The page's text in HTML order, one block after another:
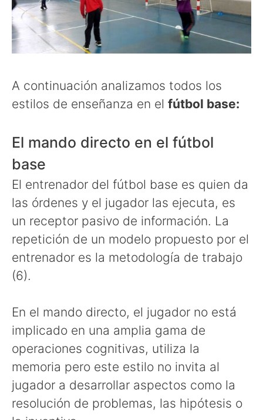
A continuación analizamos todos los
estilos de enseñanza en el fútbol base:
El mando directo en el fútbol
base
El entrenador del fútbol base es quien da
las órdenes y el jugador las ejecuta, es
un receptor pasivo de información. La
repetición de un modelo propuesto por el
entrenador es la metodología de trabajo
(6).
En el mando directo, el jugador no está
implicado en una amplia gama de
operaciones cognitivas, utiliza la
memoria pero este estilo no invita al
jugador a desarrollar aspectos como la
resolución de problemas, las hipótesis o